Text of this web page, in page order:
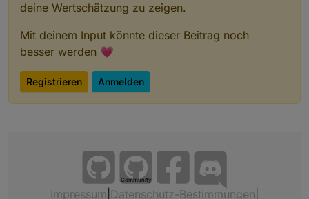
deine Wertschätzung zu zeigen.
Mit deinem Input könnte dieser Beitrag noch
besser werden 💗
Registrieren Anmelden
Community
Impressum Datenschutz-Bestimmungen